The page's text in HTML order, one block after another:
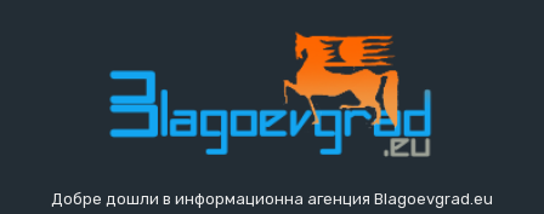
Добре дошли в информационна агенция Blagoevgrad.eu